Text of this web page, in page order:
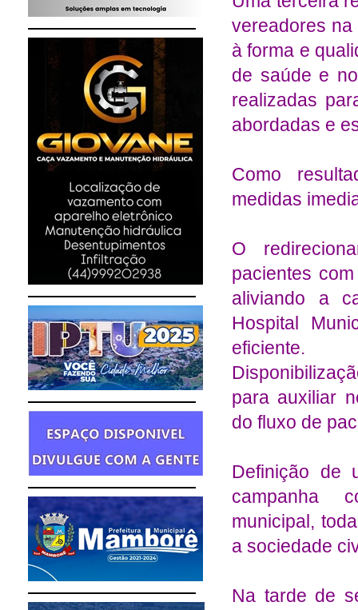
vereadores na
à forma e
de saúde e
realizadas
abordadas e
Como
medidas
O
pacientes
aliviando a
Hospital
eficiente.
para auxiliar
do fluxo de
Definição de
campanha
municipal,
a sociedade
Na tarde de